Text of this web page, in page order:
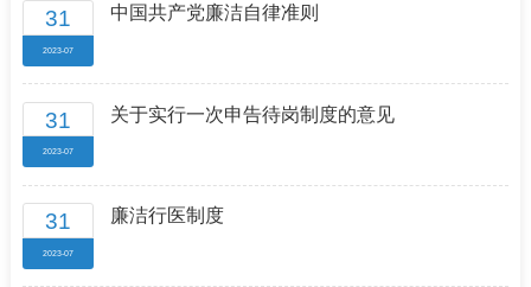
31
2023-07
中国共产党廉洁自律准则
31
2023-07
关于实行一次申告待岗制度的意见
31
2023-07
廉洁行医制度